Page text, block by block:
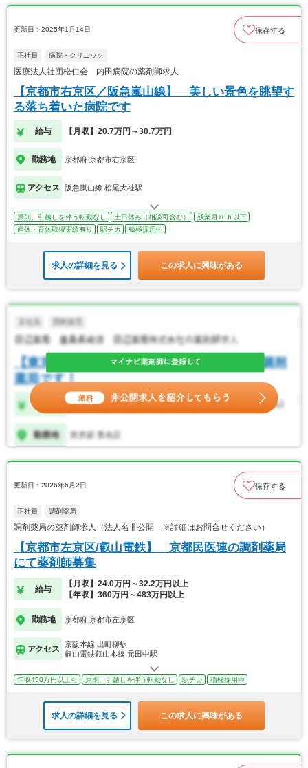
更新日：2025年1月14日 保存する
正社員 病院・クリニック
医療法人社団松仁会 内田病院の薬剤師求人
【京都市右京区／阪急嵐山線】 美しい景色を眺望す
る落ち着いた病院です
給与 【月収】20.7万円～30.7万円
勤務地 京都府 京都市右京区
アクセス 阪急嵐山線 松尾大社駅
原則、引越しを伴う転勤なし 土日休み（相談可含む）
残業月10ｈ以下
産休・育休取得実績有り
駅チカ 積極採用中
求人の詳細を見る この求人に興味がある
更新日：2026年6月2日 保存する
正社員 調剤薬局
調剤薬局の薬剤師求人（法人名非公開 ※詳細はお問合せください）
【京都市左京区/叡山電鉄】 京都民医連の調剤薬局
にて薬剤師募集
給与
【月収】24.0万円～32.2万円以上
【年収】360万円～483万円以上
勤務地 京都府 京都市左京区
アクセス
京阪本線 出町柳駅
叡山電鉄叡山本線 元田中駅
年収450万円以上可 原則、引越しを伴う転勤なし 駅チカ 積極採用中
求人の詳細を見る この求人に興味がある